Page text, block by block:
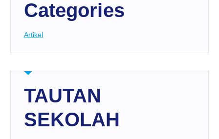
Categories
Artikel
TAUTAN
SEKOLAH